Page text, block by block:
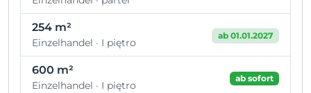
254 m²
Einzelhandel · I piętro
ab 01.01.2027
600 m²
Einzelhandel · I piętro
ab sofort